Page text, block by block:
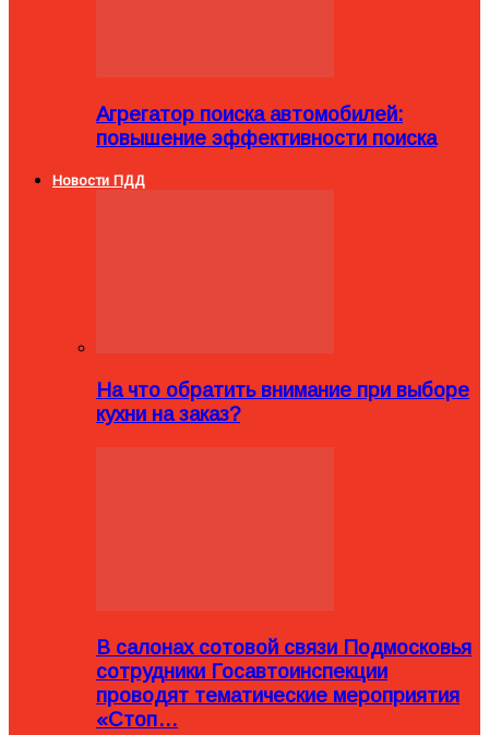
Агрегатор поиска автомобилей:
повышение эффективности поиска
Новости ПДД
На что обратить внимание при выборе
кухни на заказ?
В салонах сотовой связи Подмосковья
сотрудники Госавтоинспекции
проводят тематические мероприятия
«Стоп…